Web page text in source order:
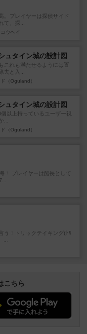
。プレイヤーは探偵サイド
て、探...
ウヘイ
ュタイン城の設計図
これも満たせるようには置
去と入...
（Oguland）
ュタイン城の設計図
以上持っているユーザー視
...
（Oguland）
！ プレイヤーは船長として
う！トリックテイキング(ﾄﾘ
こちら